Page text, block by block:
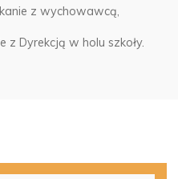
z wychowawcą,
z Dyrekcją w holu szkoły.